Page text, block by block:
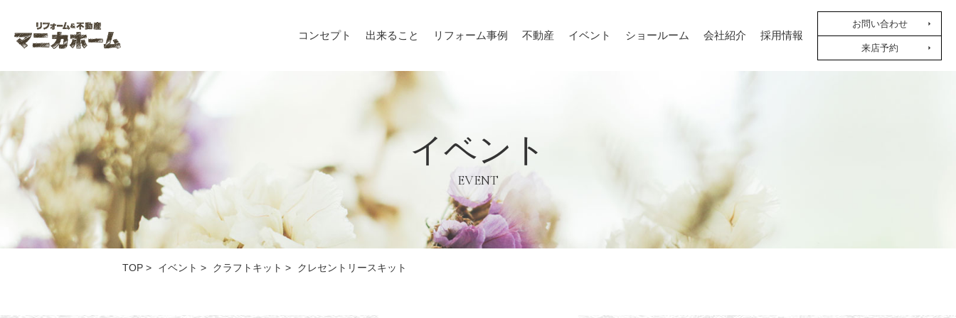
コンセプト 出来ること リフォーム事例 不動産 イベント ショールーム 会社紹介 採用情報
お問い合わせ
来店予約
イベント
EVENT
TOP > イベント > クラフトキット > クレセントリースキット